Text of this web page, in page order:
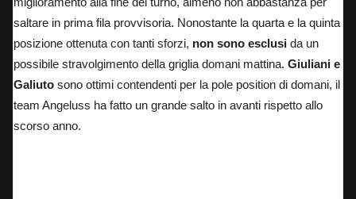
saltare in prima fila provvisoria. Nonostante la quarta e la quinta
posizione ottenuta con tanti sforzi, non sono esclusi da un
possibile stravolgimento della griglia domani mattina. Giuliani e
Galiuto sono ottimi contendenti per la pole position di domani, il
team Angeluss ha fatto un grande salto in avanti rispetto allo
scorso anno.